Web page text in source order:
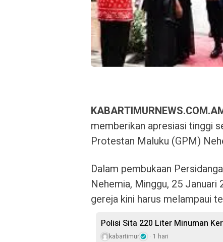
memberikan apresiasi tinggi
Protestan Maluku (GPM)
Dalam pembukaan
Nehemia, Minggu, 25
gereja kini harus melampaui
Polisi Sita 220 Liter Minuman
kabartimur 1 hari